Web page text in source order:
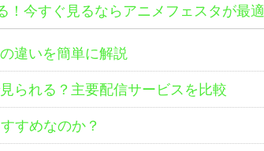
！今すぐ見るならアニメフェスタが最適
違いを簡単に解説
られる？主要配信サービスを比較
すめなのか？